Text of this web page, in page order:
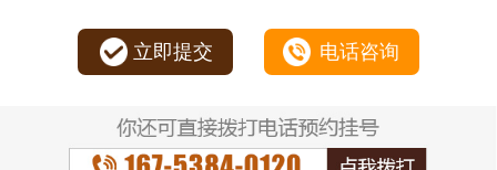
立即提交 电话咨询